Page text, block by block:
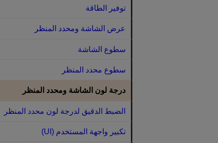
توفير الطاقة
عرض الشاشة ومحدد المنظر
سطوع الشاشة
سطوع محدد المنظر
درجة لون الشاشة ومحدد المنظر
الضبط الدقيق لدرجة لون محدد المنظر
تكبير واجهة المستخدم (UI)